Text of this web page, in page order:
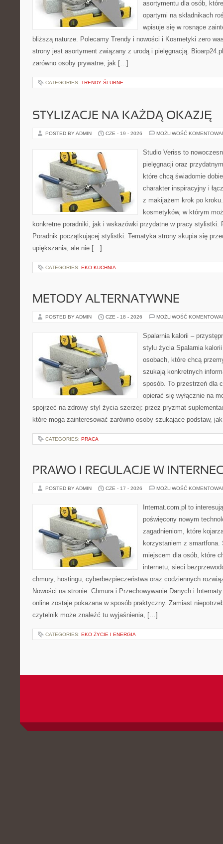
asortymentu dla osób,
opartymi na składnikach
wpisuje się w rosnące
bliższą naturze. Polecamy Trendy i nowości i Kosmetyki zero
strony jest asortyment związany z urodą i pielęgnacją.
zarówno osoby prywatne, jak […]
CATEGORIES: TRENDY ŚLUBNE
STYLIZACJE NA KAŻDĄ OKAZJĘ
POSTED BY ADMIN CZE - 19 - 2026 MOŻLIWOŚĆ
Studio Veriss to
pielęgnacji oraz
które chcą świadomie
charakter inspiracyjny i
z makijażem krok po
kosmetyków, w którym
konkretne poradniki, jak i wskazówki przydatne w pracy stylistki.
Poradnik początkującej stylistki. Tematyka strony skupia się
upiększania, ale nie […]
CATEGORIES: EKO KUCHNIA
METODY ALTERNATYWNE
POSTED BY ADMIN CZE - 18 - 2026 MOŻLIWOŚĆ
Spalarnia kalorii –
stylu życia Spalarnia
osobach, które chcą
szukają konkretnych
sposób. To przestrzeń dla
opierać się wyłącznie na
spojrzeć na zdrowy styl życia szerzej: przez pryzmat
które mogą zainteresować zarówno osoby szukające podstaw,
CATEGORIES: PRACA
PRAWO I REGULACJE W
POSTED BY ADMIN CZE - 17 - 2026 MOŻLIWOŚĆ
Internat.com.pl to
poświęcony nowym
zagadnieniom, które
korzystaniem z
miejscem dla osób, które
internetu, sieci
chmury, hostingu, cyberbezpieczeństwa oraz codziennych
Nowości na stronie: Chmura i Przechowywanie Danych i
online zostaje pokazana w sposób praktyczny. Zamiast
czytelnik może znaleźć tu wyjaśnienia, […]
CATEGORIES: EKO ŻYCIE I ENERGIA